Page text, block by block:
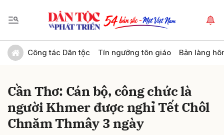
Công tác Dân tộc Tín ngưỡng tôn giáo Bản làng
Cần Thơ: Cán bộ, công chức là
người Khmer được nghỉ Tết Chôl
Chnăm Thmây 3 ngày
Gửi bình luận